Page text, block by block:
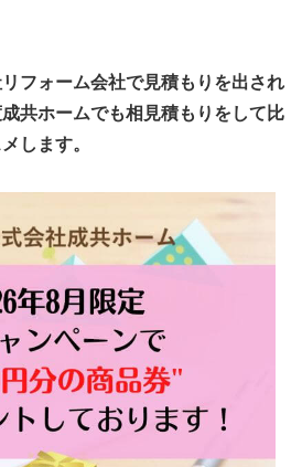
フォーム会社で見積もりを出され
共ホームでも相見積もりをして比
します。